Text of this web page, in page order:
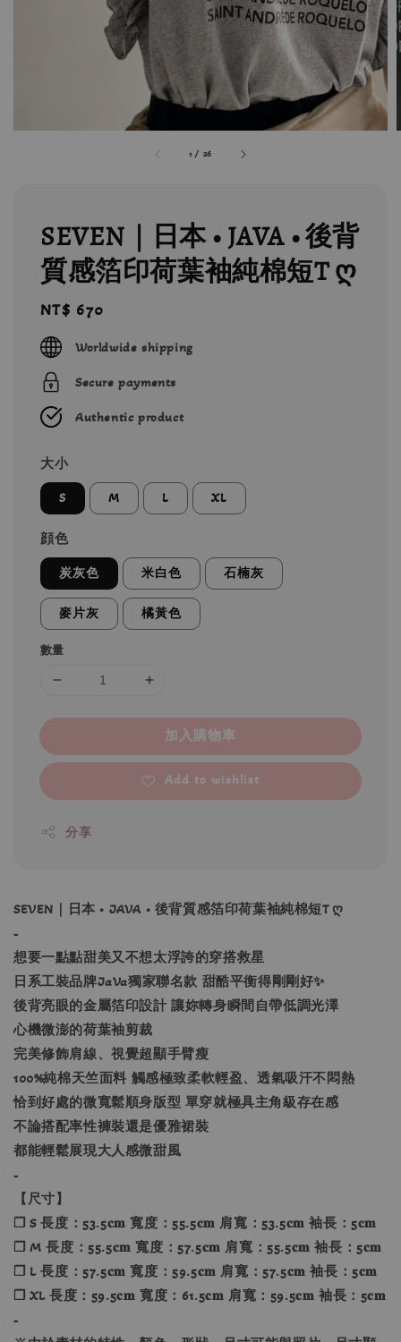
1 / 26
SEVEN｜日本 • JAVA • 後背
質感箔印荷葉袖純棉短T ღ
Regular
price
NT$ 670
Worldwide shipping
Secure payments
Authentic product
大小
S M L XL
顔色
炭灰色 米白色 石楠灰
麥片灰 橘黃色
數量
加入購物車
Add to wishlist
分享
SEVEN｜日本 • JAVA • 後背質感箔印荷葉袖純棉短T ღ
-
想要一點點甜美又不想太浮誇的穿搭救星
日系工裝品牌JaVa獨家聯名款 甜酷平衡得剛剛好✨
後背亮眼的金屬箔印設計 讓妳轉身瞬間自帶低調光澤
心機微澎的荷葉袖剪裁
完美修飾肩線、視覺超顯手臂瘦
100%純棉天竺面料 觸感極致柔軟輕盈、透氣吸汗不悶熱
恰到好處的微寬鬆順身版型 單穿就極具主角級存在感
不論搭配率性褲裝還是優雅裙裝
都能輕鬆展現大人感微甜風
-
【尺寸】
❐ S 長度：53.5𝐜𝐦 寬度：55.5𝐜𝐦 肩寬：53.5𝐜𝐦 袖長：5𝐜𝐦
❐ M 長度：55.5𝐜𝐦 寬度：57.5𝐜𝐦 肩寬：55.5𝐜𝐦 袖長：5𝐜𝐦
❐ L 長度：57.5𝐜𝐦 寬度：59.5𝐜𝐦 肩寬：57.5𝐜𝐦 袖長：5𝐜𝐦
❐ XL 長度：59.5𝐜𝐦 寬度：61.5𝐜𝐦 肩寬：59.5𝐜𝐦 袖長：5𝐜𝐦
-